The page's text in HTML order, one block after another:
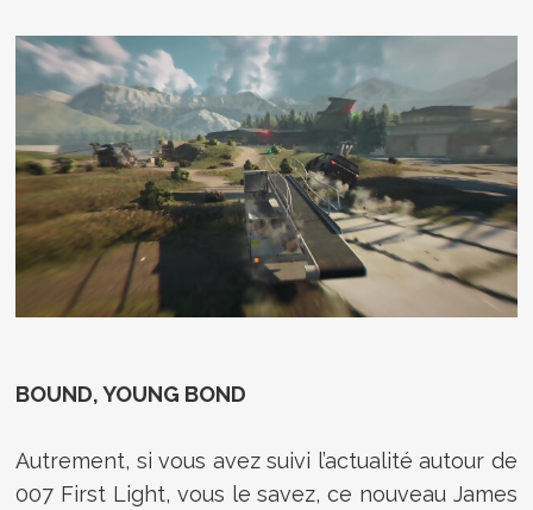
BOUND, YOUNG BOND
Autrement, si vous avez suivi l’actualité autour de
007 First Light, vous le savez, ce nouveau James